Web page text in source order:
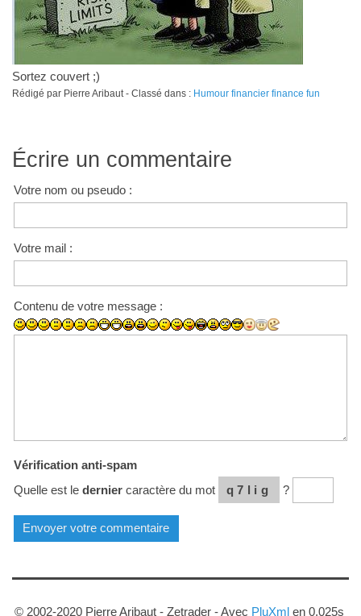
Sortez couvert ;)
Rédigé par Pierre Aribaut - Classé dans : Humour financier finance fun
Écrire un commentaire
Votre nom ou pseudo :
Votre mail :
Contenu de votre message :
Vérification anti-spam
Quelle est le derniercaractère du mot q7lig ?
© 2002-2020 Pierre Aribaut - Zetrader - Avec PluXmlen 0.025s